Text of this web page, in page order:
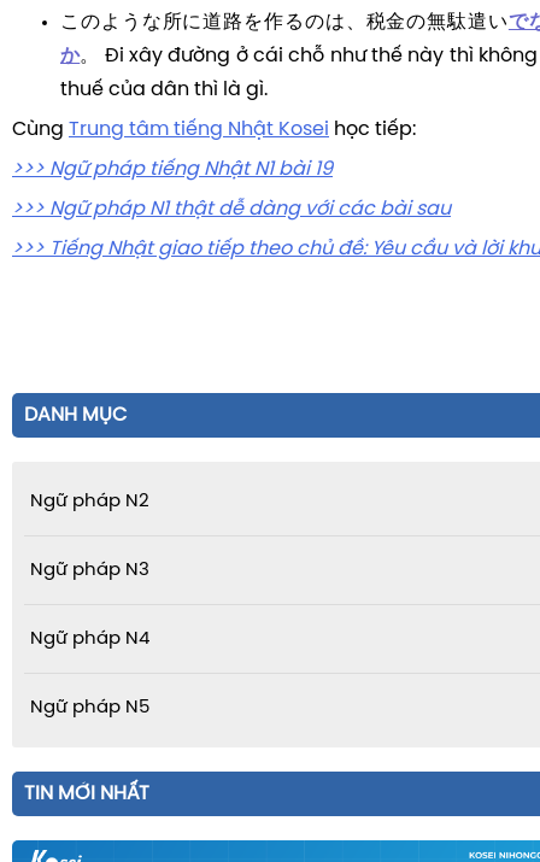
このような所に道路を作るのは、税金の無駄遣いで
か。 Đi xây đường ở cái chỗ như thế này thì
thuế của dân thì là gì.
Cùng Trung tâm tiếng Nhật Kosei học tiếp:
>>> Ngữ pháp tiếng Nhật N1 bài 19
>>> Ngữ pháp N1 thật dễ dàng với các bài sau
>>> Tiếng Nhật giao tiếp theo chủ đề: Yêu cầu và lời
DANH MỤC
Ngữ pháp N2
Ngữ pháp N3
Ngữ pháp N4
Ngữ pháp N5
TIN MỚI NHẤT